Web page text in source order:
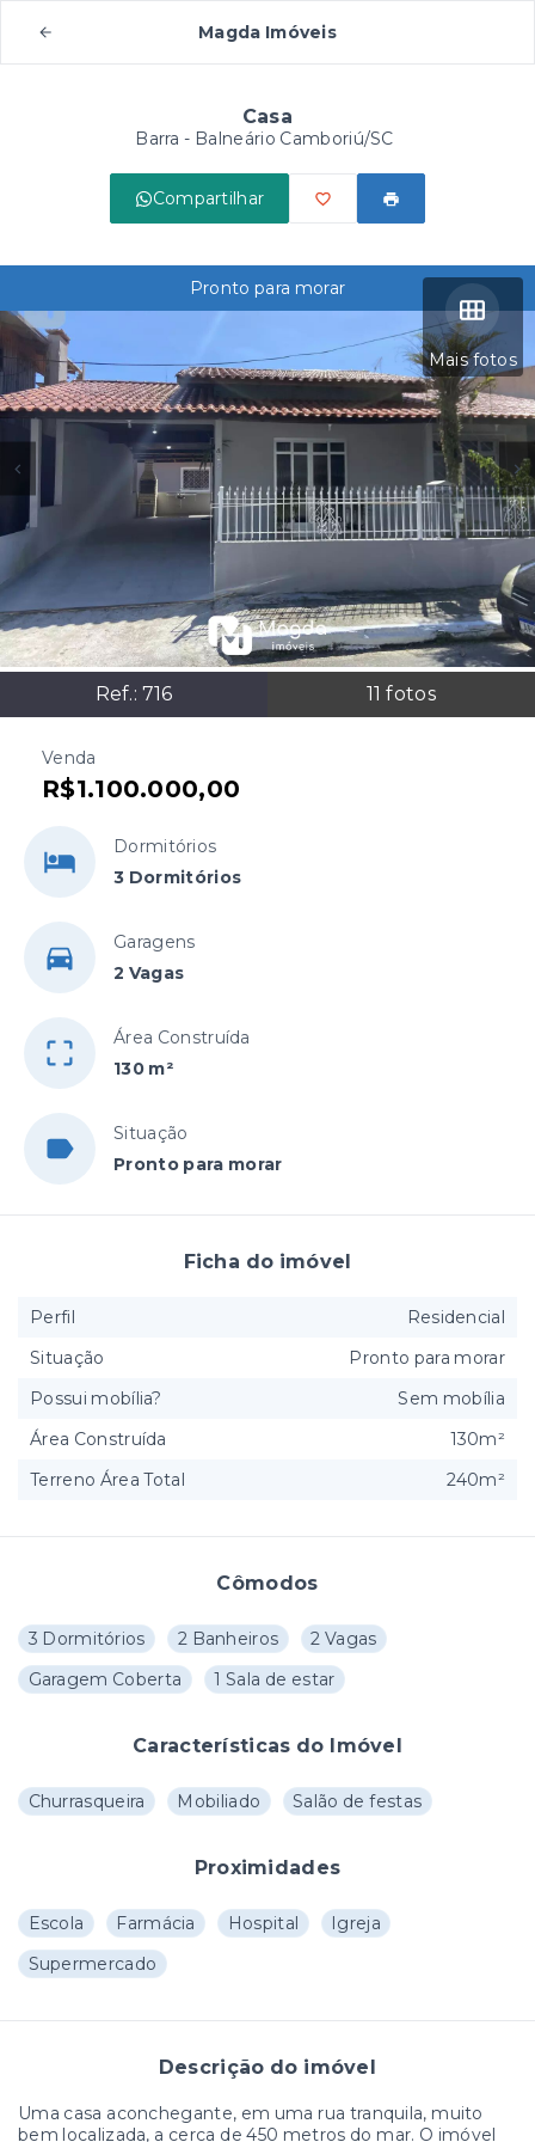
Magda Imóveis
Casa
Barra - Balneário Camboriú/SC
Compartilhar
Mais fotos
Ref.: 716 11 fotos
Pronto para morar
Venda
R$1.100.000,00
Dormitórios
3 Dormitórios
Garagens
2 Vagas
Área Construída
130 m²
Situação
Pronto para morar
Cômodos
3 Dormitórios 2 Banheiros
2 Vagas
Garagem Coberta
1 Sala de estar
Características do Imóvel
Churrasqueira Mobiliado Salão de festas
Proximidades
Escola Farmácia Hospital
Igreja
Supermercado
Descrição do imóvel
Uma casa aconchegante, em uma rua tranquila, muito
bem localizada, a cerca de 450 metros do mar. O imóvel
Ficha do imóvel
Perfil
Residencial
Situação
Pronto para morar
Possui mobília?
Sem mobília
Área Construída
130m²
Terreno Área Total
240m²